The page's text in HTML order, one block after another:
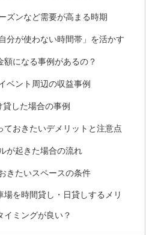
ズンなど需要が高まる時期
分が使わない時間帯」を活かす
額になる事例があるの？
ベント周辺の収益事例
した場合の事例
ておきたいデメリットと注意点
が起きた場合の流れ
きたいスペースの条件
場を時間貸し・日貸しするメリ
イミングが良い？